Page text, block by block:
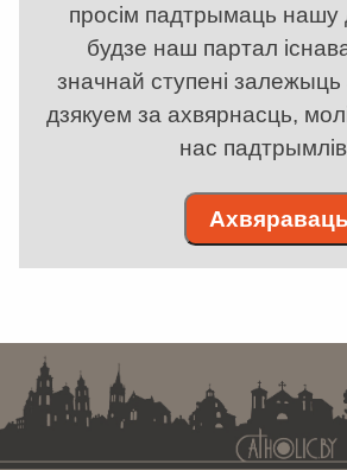
просім падтрымаць нашу
будзе наш партал
значнай ступені
дзякуем за ахвярнасць,
нас
Ахвяраваць